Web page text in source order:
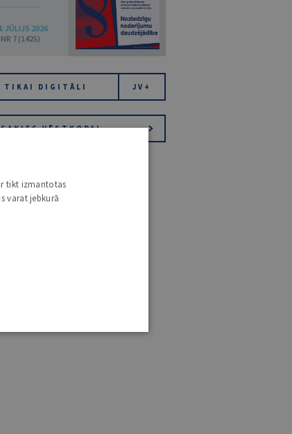
JŪLIJS 2026
NR 7 (1425)
TIKAI DIGITĀLI JV+
VĒSTKOPAI
tikt izmantotas
varat jebkurā